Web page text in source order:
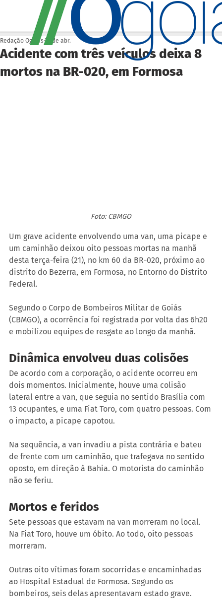
Acidente com três veículos deixa 8
mortos na BR-020, em Formosa
Redação Ogoiás 22 de abr.
Foto: CBMGO
Um grave acidente envolvendo uma van, uma picape e
um caminhão deixou oito pessoas mortas na manhã
desta terça-feira (21), no km 60 da BR-020, próximo ao
distrito do Bezerra, em Formosa, no Entorno do Distrito
Federal.
Segundo o Corpo de Bombeiros Militar de Goiás
(CBMGO), a ocorrência foi registrada por volta das 6h20
e mobilizou equipes de resgate ao longo da manhã.
Dinâmica envolveu duas colisões
De acordo com a corporação, o acidente ocorreu em
dois momentos. Inicialmente, houve uma colisão
lateral entre a van, que seguia no sentido Brasília com
13 ocupantes, e uma Fiat Toro, com quatro pessoas. Com
o impacto, a picape capotou.
Na sequência, a van invadiu a pista contrária e bateu
de frente com um caminhão, que trafegava no sentido
oposto, em direção à Bahia. O motorista do caminhão
não se feriu.
Mortos e feridos
Sete pessoas que estavam na van morreram no local.
Na Fiat Toro, houve um óbito. Ao todo, oito pessoas
morreram.
Outras oito vítimas foram socorridas e encaminhadas
ao Hospital Estadual de Formosa. Segundo os
bombeiros, seis delas apresentavam estado grave.